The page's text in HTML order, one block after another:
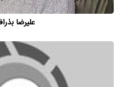
علیرضا